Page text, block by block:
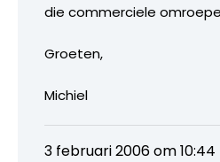
die commerciele
Groeten,
Michiel
3 februari 2006 om 10:44